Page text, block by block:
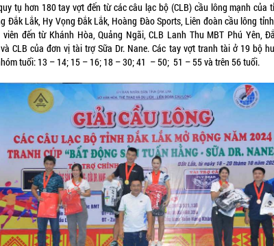
tụ hơn 180 tay vợt đến từ các câu lạc bộ (CLB) cầu lông mạnh của
Đắk Lắk, Hy Vọng Đắk Lắk, Hoàng Đào Sports, Liên đoàn cầu lông
viên đến từ Khánh Hòa, Quảng Ngãi, CLB Lanh Thu MBT Phú Yên,
CLB của đơn vị tài trợ Sữa Dr. Nane. Các tay vợt tranh tài ở 19 bộ
tuổi: 13 – 14; 15 – 16; 18 – 30; 41 – 50; 51 – 55 và trên 56 tuổi.